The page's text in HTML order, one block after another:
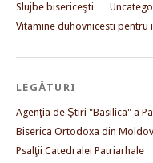
Slujbe bisericeşti
Vitamine duhovnicesti pentru
LEGĂTURI
Agenţia de Ştiri "Basilica" a
Biserica Ortodoxa din
Psalţii Catedralei Patriarhale